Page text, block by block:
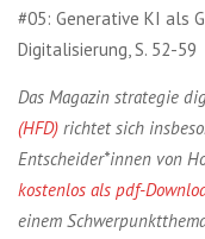
#05: Generative KI als
Digitalisierung, S. 52-59
Das Magazin strategie
(HFD) richtet sich
Entscheider*innen von
kostenlos als pdf-
einem